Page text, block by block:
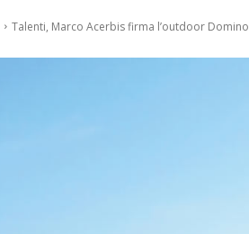
Talenti, Marco Acerbis firma l’outdoor Domino